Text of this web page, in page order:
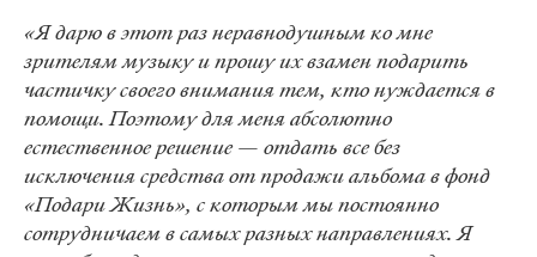
«Я дарю в этот раз неравнодушным ко мне
зрителям музыку и прошу их взамен подарить
частичку своего внимания тем, кто нуждается в
помощи. Поэтому для меня абсолютно
естественное решение — отдать все без
исключения средства от продажи альбома в фонд
«Подари Жизнь», с которым мы постоянно
сотрудничаем в самых разных направлениях. Я